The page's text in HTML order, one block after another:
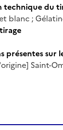
technique du
blanc ;
présentes sur
Saint-